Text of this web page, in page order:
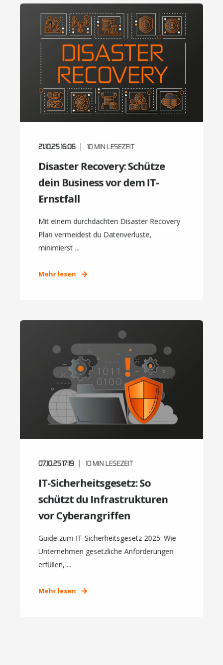
21.10.25 16:06 10MIN LESEZEIT
Disaster Recovery: Schütze
dein Business vor dem IT-
Ernstfall
Mit einem durchdachten Disaster Recovery
Plan vermeidest du Datenverluste,
minimierst ...
Mehr lesen
07.10.25 17:19 10 MIN LESEZEIT
IT-Sicherheitsgesetz: So
schützt du Infrastrukturen
vor Cyberangriffen
Guide zum IT-Sicherheitsgesetz 2025: Wie
Unternehmen gesetzliche Anforderungen
erfüllen, ...
Mehr lesen